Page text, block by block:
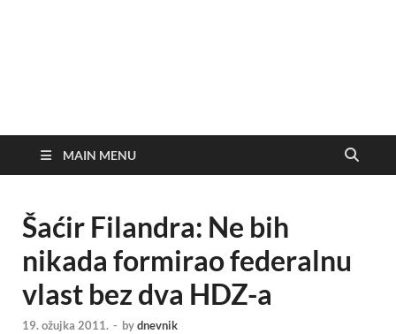
MAIN MENU
Šaćir Filandra: Ne bih
nikada formirao federalnu
vlast bez dva HDZ-a
19. ožujka 2011. - bydnevnik